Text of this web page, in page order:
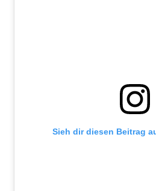
Sieh dir diesen Beitrag